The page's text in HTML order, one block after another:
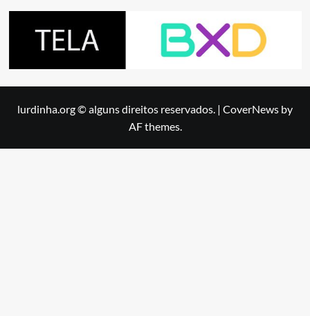
lurdinha.org © alguns direitos reservados. | CoverNews by
AF themes.